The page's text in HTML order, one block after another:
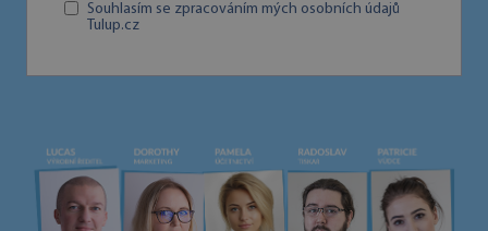
Souhlasím se zpracováním mých osobních údajů
Tulup.cz